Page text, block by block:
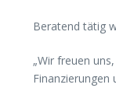
Beratend tätig
„Wir freuen